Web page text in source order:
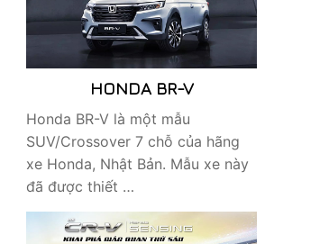
HONDA BR-V
Honda BR-V là một mẫu
SUV/Crossover 7 chỗ của hãng
xe Honda, Nhật Bản. Mẫu xe này
đã được thiết …